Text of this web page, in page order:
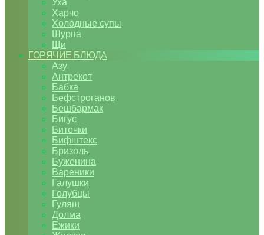
Уха
Харчо
Холодные супы
Шурпа
Щи
ГОРЯЧИЕ БЛЮДА
Азу
Антрекот
Бабка
Бефстроганов
Бешбармак
Бигус
Биточки
Бифштекс
Бризоль
Буженина
Вареники
Галушки
Голубцы
Гуляш
Долма
Ежики